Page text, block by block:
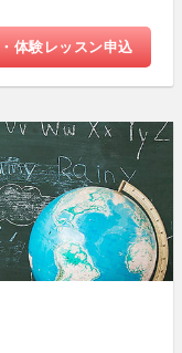
体験レッスン申込